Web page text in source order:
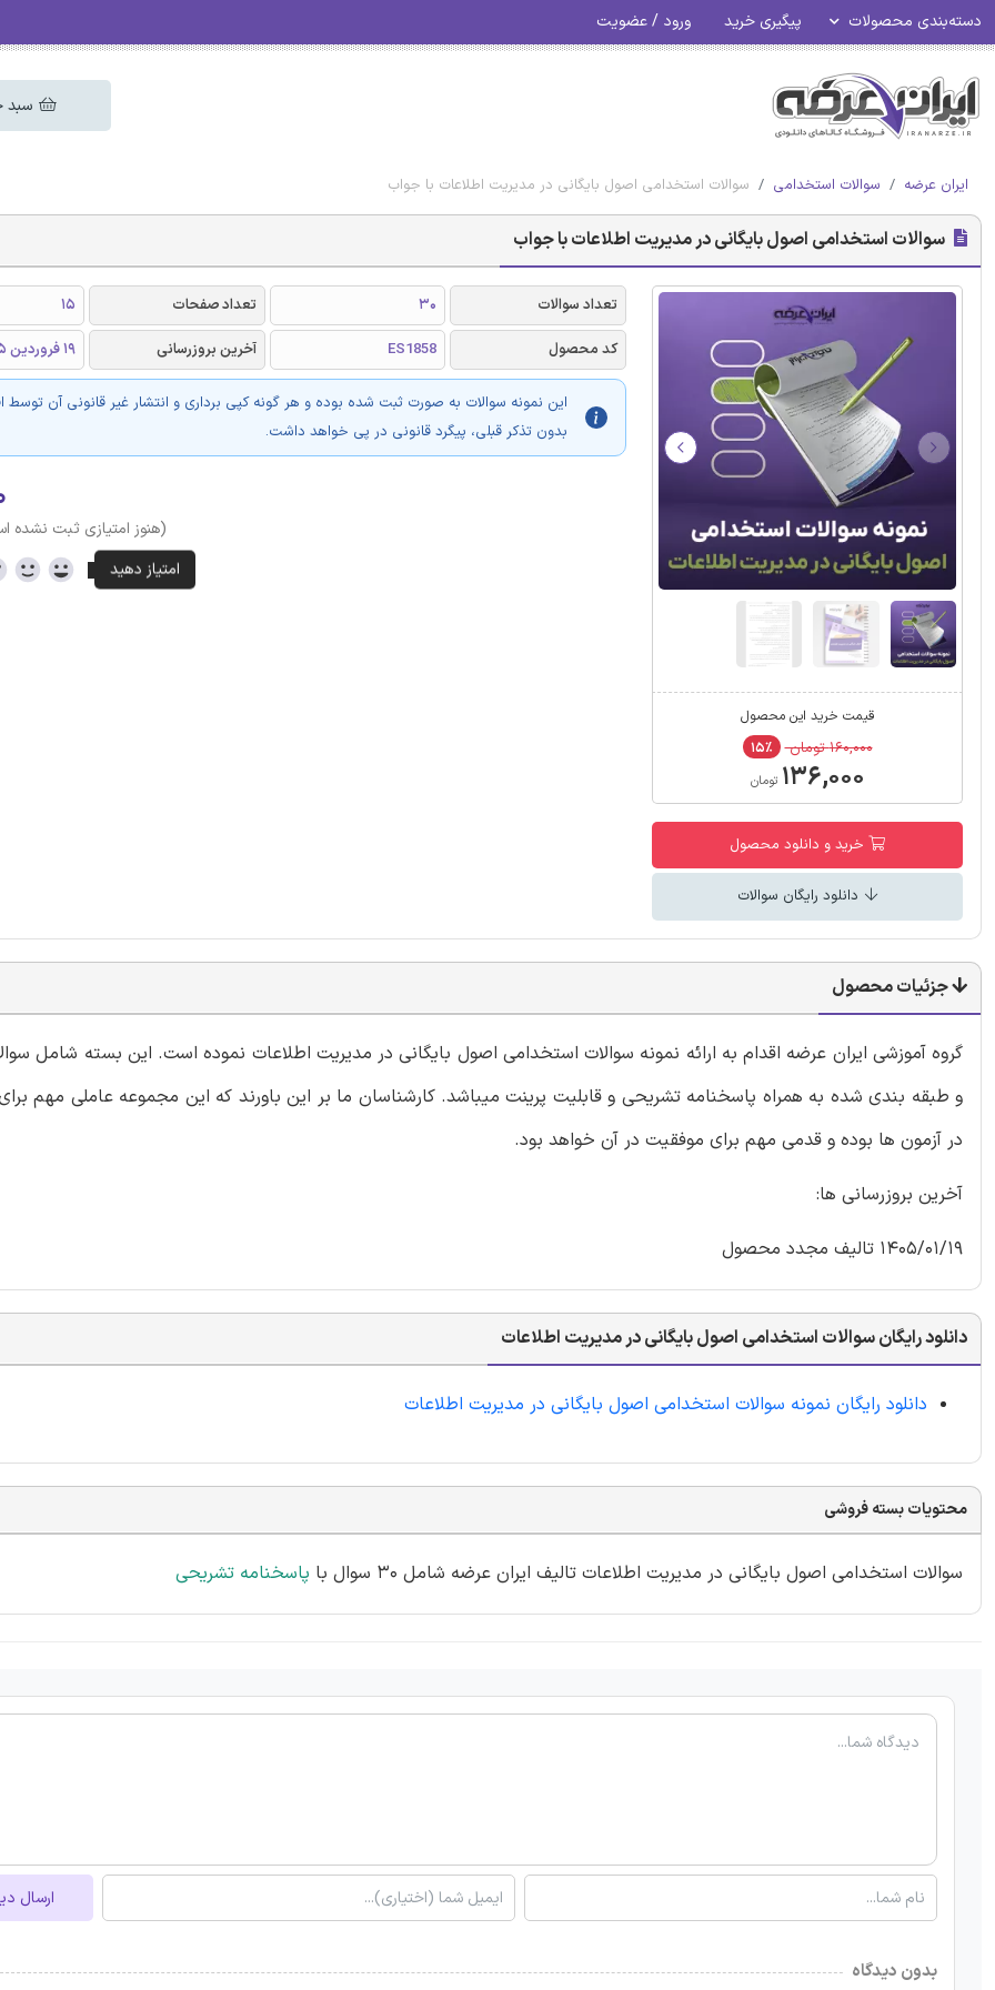
دسته‌بندی محصولات پیگیری خرید ورود / عضویت
سبد
ایران عرضه سوالات استخدامی سوالات استخدامی اصول بایگانی در مدیریت اطلاعات با جواب
سوالات استخدامی اصول بایگانی در مدیریت اطلاعات با جواب
قیمت خرید این محصول
۱۶۰,۰۰۰ تومان ۱۵٪
۱۳۶,۰۰۰ تومان
خرید و دانلود محصول
دانلود رایگان سوالات
تعداد سوالات 30 تعداد صفحات
15
کد محصول
ES1858 آخرین بروزرسانی 19 فروردین 1405
این نمونه سوالات به صورت ثبت شده بوده و هر گونه کپی برداری و انتشار غیر قانونی آن توسط
بدون تذکر قبلی، پیگرد قانونی در پی خواهد داشت.
(هنوز امتیازی ثبت نشده
جزئیات محصول
گروه آموزشی ایران عرضه اقدام به ارائه نمونه سوالات استخدامی اصول بایگانی در مدیریت اطلاعات نموده است. این بسته شامل
و طبقه بندی شده به همراه پاسخنامه تشریحی و قابلیت پرینت میباشد. کارشناسان ما بر این باورند که این مجموعه عاملی مهم
در آزمون ها بوده و قدمی مهم برای موفقیت در آن خواهد بود.
آخرین بروزرسانی ها:
1405/01/19 تالیف مجدد محصول
دانلود رایگان سوالات استخدامی اصول بایگانی در مدیریت اطلاعات
دانلود رایگان نمونه سوالات استخدامی اصول بایگانی در مدیریت اطلاعات
محتویات بسته فروشی
سوالات استخدامی اصول بایگانی در مدیریت اطلاعات تالیف ایران عرضه شامل 30 سوال با پاسخنامه تشریحی
ارسال
بدون دیدگاه